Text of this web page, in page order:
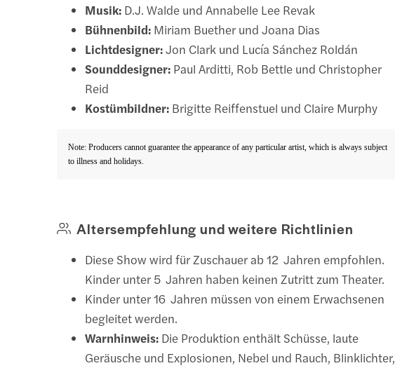
Musik: D.J. Walde und Annabelle Lee Revak
Bühnenbild: Miriam Buether und Joana Dias
Lichtdesigner:Jon Clark und Lucía Sánchez Roldán
Sounddesigner: Paul Arditti, Rob Bettle und Christopher
Reid
Kostümbildner: Brigitte Reiffenstuel und Claire Murphy
Note: Producers cannot guarantee the appearance of any particular artist, which is always subject
to illness and holidays.
Altersempfehlung und weitere Richtlinien
Diese Show wird für Zuschauer ab 12 Jahren empfohlen.
Kinder unter 5 Jahren haben keinen Zutritt zum Theater.
Kinder unter 16 Jahren müssen von einem Erwachsenen
begleitet werden.
Warnhinweis: Die Produktion enthält Schüsse, laute
Geräusche und Explosionen, Nebel und Rauch, Blinklichter,